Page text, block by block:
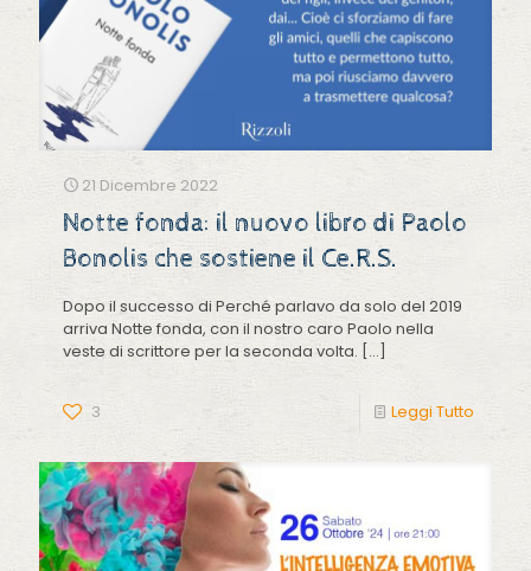
21 Dicembre 2022
Notte fonda: il nuovo libro di Paolo
Bonolis che sostiene il Ce.R.S.
Dopo il successo di Perché parlavo da solo del 2019
arriva Notte fonda, con il nostro caro Paolo nella
veste di scrittore per la seconda volta. […]
3 Leggi Tutto